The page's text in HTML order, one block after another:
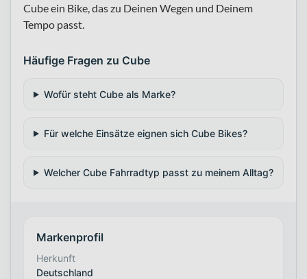
Cube ein Bike, das zu Deinen Wegen und Deinem
Tempo passt.
Häufige Fragen zu Cube
Wofür steht Cube als Marke?
Für welche Einsätze eignen sich Cube Bikes?
Welcher Cube Fahrradtyp passt zu meinem Alltag?
Markenprofil
Herkunft
Deutschland